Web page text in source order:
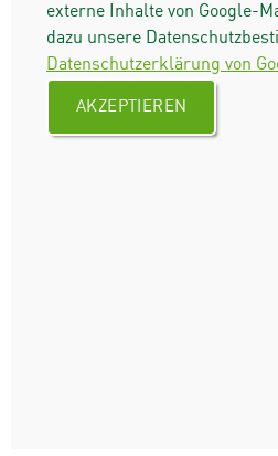
externe Inhalte von Google-
dazu unsere
Datenschutzerklärung von
AKZEPTIEREN